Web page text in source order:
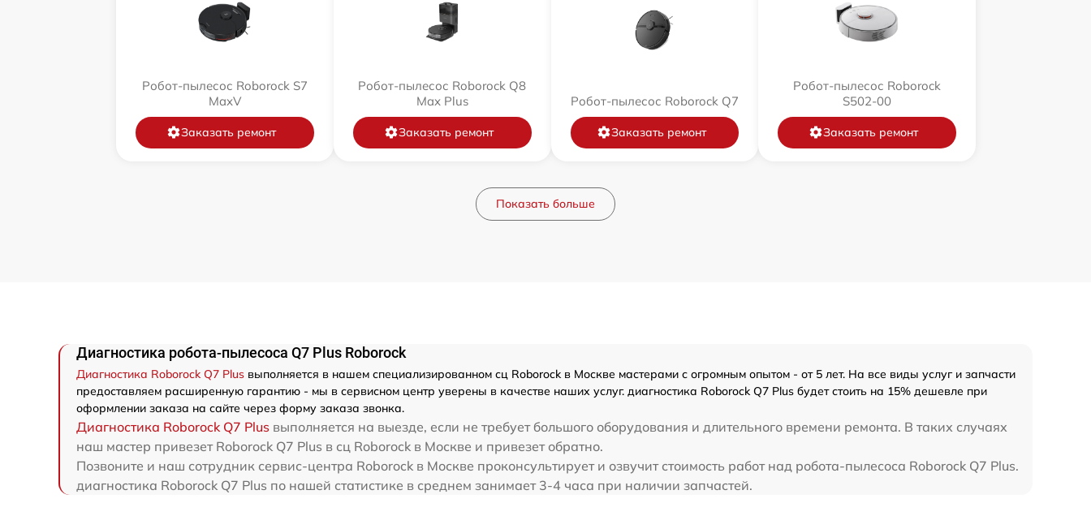
Робот-пылесос Roborock S7
MaxV
Заказать ремонт
Робот-пылесос Roborock Q8
Max Plus
Заказать ремонт
Робот-пылесос Roborock Q7
Заказать ремонт
Робот-пылесос Roborock
S502-00
Заказать ремонт
Показать больше
Диагностика робота-пылесоса Q7 Plus Roborock
Диагностика Roborock Q7 Plus выполняется в нашем специализированном сц Roborock в Москве мастерами с огромным опытом - от 5 лет. На все виды услуг и запчасти
предоставляем расширенную гарантию - мы в сервисном центр уверены в качестве наших услуг. диагностика Roborock Q7 Plus будет стоить на 15% дешевле при
оформлении заказа на сайте через форму заказа звонка.
Диагностика Roborock Q7 Plus выполняется на выезде, если не требует большого оборудования и длительного времени ремонта. В таких случаях
наш мастер привезет Roborock Q7 Plus в сц Roborock в Москве и привезет обратно.
Позвоните и наш сотрудник сервис-центра Roborock в Москве проконсультирует и озвучит стоимость работ над робота-пылесоса Roborock Q7 Plus.
диагностика Roborock Q7 Plus по нашей статистике в среднем занимает 3-4 часа при наличии запчастей.